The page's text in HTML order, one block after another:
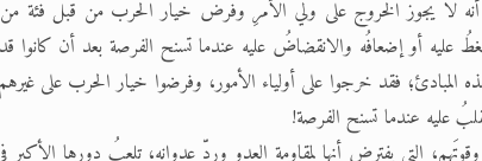
لا يجوز الخروج على ولي الأمرِ وفرض خيار الحرب من قبل فئة من
عليه أو إضعافُه والانقضاضُ عليه عندما تسنح الفرصة بعد أن كانوا قد
المبادئ؛ فقد خرجوا على أولياء الأمور، وفرضوا خيار الحرب على
عليه عندما تسنح الفرصة!
التي يفترض أنها لمقاومة العدو وردِّ عدوانه، تلعبُ دورها